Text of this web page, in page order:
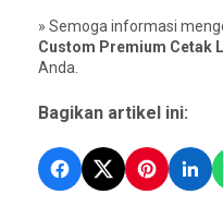
» Semoga informasi
Custom Premium Cetak
Anda.
Bagikan artikel ini: